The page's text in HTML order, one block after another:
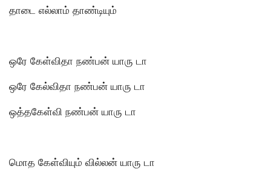
தாடை எல்லாம் தாண்டியும்
ஒரே கேள்விதா நண்பன் யாரு டா
ஒரே கேல்விதா நண்பன் யாரு டா
ஒத்தகேள்வி நண்பன் யாரு டா
மொத கேள்வியும் வில்லன் யாரு டா